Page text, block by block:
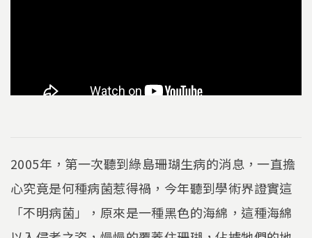
2005年，第一次聽到綠島珊瑚生病的消息，一直擔
心究竟是何種病菌惹得禍，今年聽到學術界證實這
「不明病菌」，原來是一種黑色的海綿，這種海綿